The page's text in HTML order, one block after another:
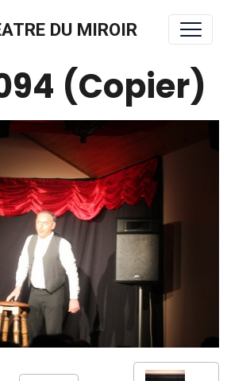
DU MIROIR
(Copier)